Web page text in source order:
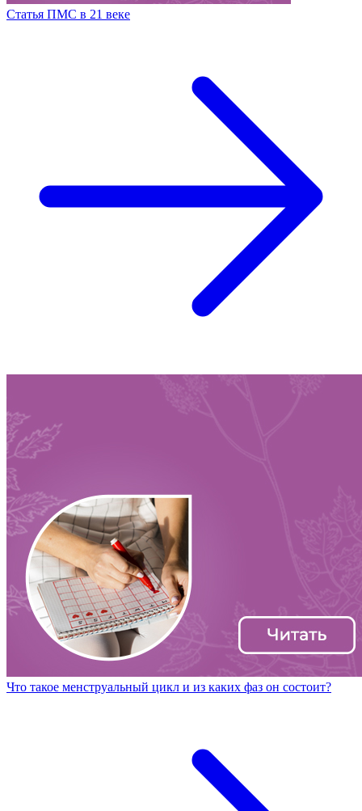
Статья ПМС в 21 веке
Что такое менструальный цикл и из каких фаз он состоит?